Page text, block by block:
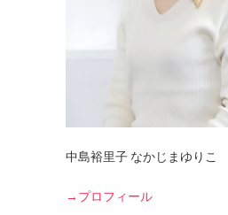
中島裕里子 なかじまゆりこ
→プロフィール